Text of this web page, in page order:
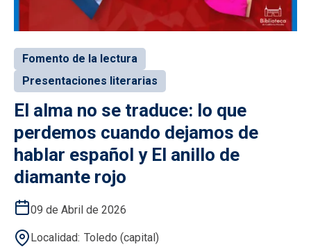
Fomento de la lectura
Presentaciones literarias
El alma no se traduce: lo que
perdemos cuando dejamos de
hablar español y El anillo de
diamante rojo
09 de Abril de 2026
Localidad Toledo (capital)